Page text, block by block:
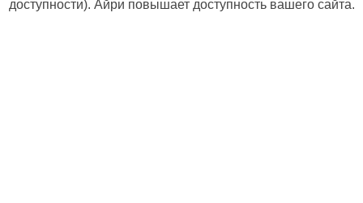
доступности). Айри повышает доступность вашего сайта.